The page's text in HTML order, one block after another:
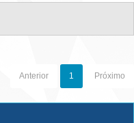
Anterior 1 Próximo